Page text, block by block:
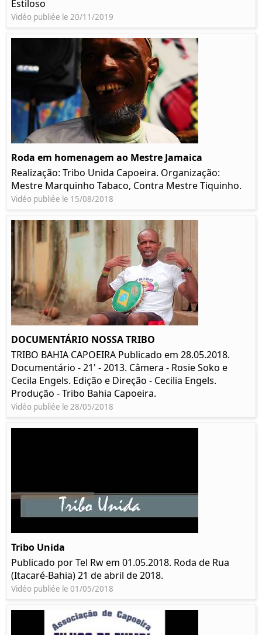
Estiloso
Vidéo publiée le 20/11/2019
Roda em homenagem ao Mestre Jamaica
Realização: Tribo Unida Capoeira. Organização:
Mestre Marquinho Tabaco, Contra Mestre Tiquinho.
Vidéo publiée le 15/08/2018
DOCUMENTÁRIO NOSSA TRIBO
TRIBO BAHIA CAPOEIRA Publicado em 28.05.2018.
Documentário - 21' - 2013. Câmera - Rosie Soko e
Cecila Engels. Edição e Direção - Cecilia Engels.
Produção - Tribo Bahia Capoeira.
Vidéo publiée le 28/05/2018
Tribo Unida
Publicado por Tel Rw em 01.05.2018. Roda de Rua
(Itacaré-Bahia) 21 de abril de 2018.
Vidéo publiée le 01/05/2018